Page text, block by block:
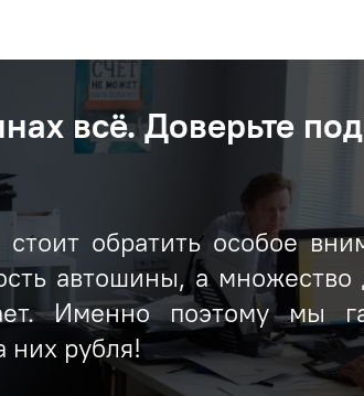
вcё. Доверьте
обратить особое
автошины, а множество
Именно поэтому мы
них рубля!